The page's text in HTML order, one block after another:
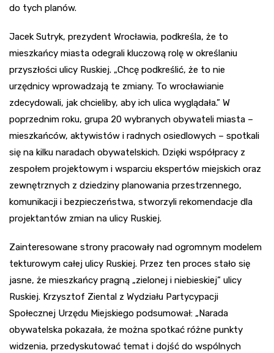
do tych planów.
Jacek Sutryk, prezydent Wrocławia, podkreśla, że to
mieszkańcy miasta odegrali kluczową rolę w określaniu
przyszłości ulicy Ruskiej. „Chcę podkreślić, że to nie
urzędnicy wprowadzają te zmiany. To wrocławianie
zdecydowali, jak chcieliby, aby ich ulica wyglądała.” W
poprzednim roku, grupa 20 wybranych obywateli miasta –
mieszkańców, aktywistów i radnych osiedlowych – spotkali
się na kilku naradach obywatelskich. Dzięki współpracy z
zespołem projektowym i wsparciu ekspertów miejskich oraz
zewnętrznych z dziedziny planowania przestrzennego,
komunikacji i bezpieczeństwa, stworzyli rekomendacje dla
projektantów zmian na ulicy Ruskiej.
Zainteresowane strony pracowały nad ogromnym modelem
tekturowym całej ulicy Ruskiej. Przez ten proces stało się
jasne, że mieszkańcy pragną „zielonej i niebieskiej” ulicy
Ruskiej. Krzysztof Ziental z Wydziału Partycypacji
Społecznej Urzędu Miejskiego podsumował: „Narada
obywatelska pokazała, że można spotkać różne punkty
widzenia, przedyskutować temat i dojść do wspólnych